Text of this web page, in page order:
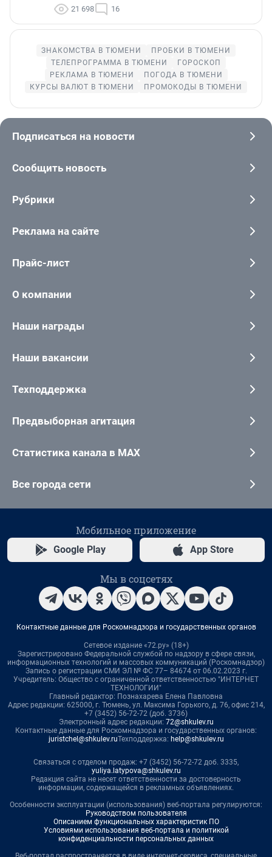
21 698 16
ЗНАКОМСТВА В ТЮМЕНИ
ПРОБКИ В ТЮМЕНИ
ТЕЛЕПРОГРАММА В ТЮМЕНИ
ГОРОСКОП
РЕКЛАМА В ТЮМЕНИ
ПОГОДА В ТЮМЕНИ
КУРСЫ ВАЛЮТ В ТЮМЕНИ
ПРОМОКОДЫ В ТЮМЕНИ
Подписаться на новости
Сообщить новость
Рубрики
Реклама на сайте
Прайс-лист
О компании
Наши награды
Наши вакансии
Техподдержка
Предвыборная агитация
Статистика канала в MAX
Все города сети
Мобильное приложение
Google Play App Store
Мы в соцсетях
Контактные данные для Роскомнадзора и государственных органов
Сетевое издание «72.ру» (18+)
Зарегистрировано Федеральной службой по надзору в сфере связи,
информационных технологий и массовых коммуникаций (Роскомнадзор)
Запись о регистрации СМИ ЭЛ № ФС 77– 84674 от 06.02.2023 г.
Учредитель: Общество с ограниченной ответственностью "ИНТЕРНЕТ
ТЕХНОЛОГИИ"
Главный редактор: Познахарева Елена Павловна
Адрес редакции: 625000, г. Тюмень, ул. Максима Горького, д. 76, офис 214,
+7 (3452) 56-72-72 (доб. 3736)
Электронный адрес редакции: 72@shkulev.ru
Контактные данные для Роскомнадзора и государственных органов:
juristchel@shkulev.ruТехподдержка: help@shkulev.ru
Связаться с отделом продаж: +7 (3452) 56-72-72 доб. 3335,
yuliya.latypova@shkulev.ru
Редакция сайта не несет ответственности за достоверность
информации, содержащейся в рекламных объявлениях.
Особенности эксплуатации (использования) веб-портала регулируются:
Руководством пользователя
Описанием функциональных характеристик ПО
Условиями использования веб-портала и политикой
конфиденциальности персональных данных